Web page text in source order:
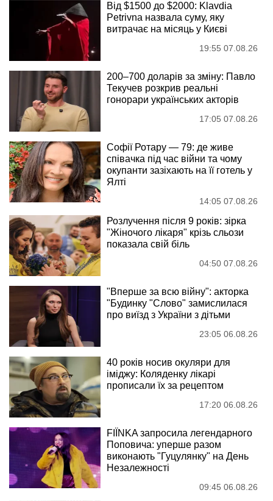
Від $1500 до $2000: Klavdia
Petrivna назвала суму, яку
витрачає на місяць у Києві
19:55 07.08.26
200–700 доларів за зміну: Павло
Текучев розкрив реальні
гонорари українських акторів
17:05 07.08.26
Софії Ротару — 79: де живе
співачка під час війни та чому
окупанти зазіхають на її готель у
Ялті
14:05 07.08.26
Розлучення після 9 років: зірка
"Жіночого лікаря" крізь сльози
показала свій біль
04:50 07.08.26
"Вперше за всю війну": акторка
"Будинку "Слово" замислилася
про виїзд з України з дітьми
23:05 06.08.26
40 років носив окуляри для
іміджу: Коляденку лікарі
прописали їх за рецептом
17:20 06.08.26
FIÏNKA запросила легендарного
Поповича: уперше разом
виконають "Гуцулянку" на День
Незалежності
09:45 06.08.26